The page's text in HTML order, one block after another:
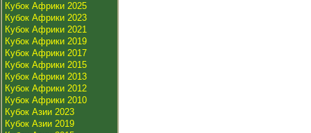
Кубок Африки 2025
Кубок Африки 2023
Кубок Африки 2021
Кубок Африки 2019
Кубок Африки 2017
Кубок Африки 2015
Кубок Африки 2013
Кубок Африки 2012
Кубок Африки 2010
Кубок Азии 2023
Кубок Азии 2019